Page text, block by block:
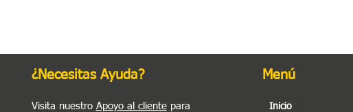
¿Necesitas Ayuda?
Visita nuestro Apoyo al clientepara
Menú
Inicio